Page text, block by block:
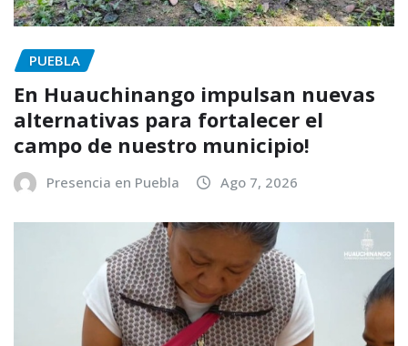
PUEBLA
En Huauchinango impulsan nuevas
alternativas para fortalecer el
campo de nuestro municipio!
Presencia en Puebla Ago 7, 2026